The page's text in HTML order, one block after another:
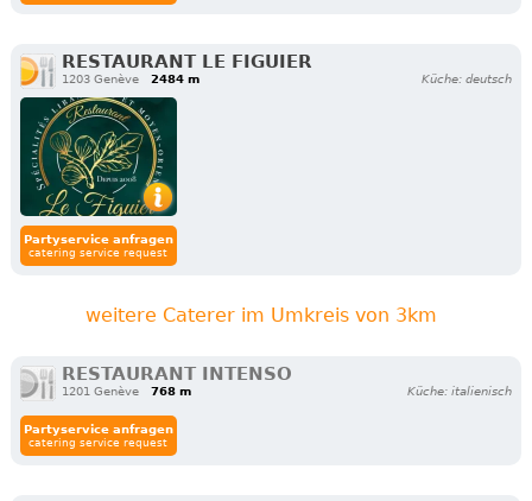
RESTAURANT LE FIGUIER
1203 Genève 2484 m Küche: deutsch
Partyservice anfragen
catering service request
weitere Caterer im Umkreis von 3km
RESTAURANT INTENSO
1201 Genève 768 m Küche: italienisch
Partyservice anfragen
catering service request